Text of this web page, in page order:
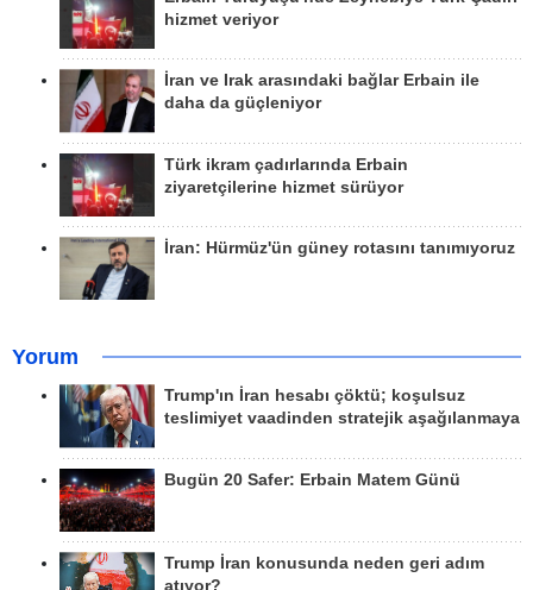
hizmet veriyor
İran ve Irak arasındaki bağlar Erbain ile
daha da güçleniyor
Türk ikram çadırlarında Erbain
ziyaretçilerine hizmet sürüyor
İran: Hürmüz'ün güney rotasını tanımıyoruz
Yorum
Trump'ın İran hesabı çöktü; koşulsuz
teslimiyet vaadinden stratejik aşağılanmaya
Bugün 20 Safer: Erbain Matem Günü
Trump İran konusunda neden geri adım
atıyor?